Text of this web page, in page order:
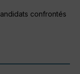
confrontés